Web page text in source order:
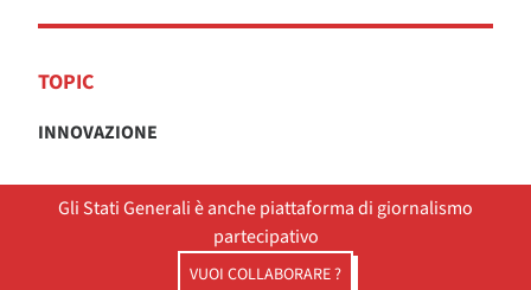
TOPIC
INNOVAZIONE
Gli Stati Generali è anche piattaforma di giornalismo
partecipativo
VUOI COLLABORARE ?